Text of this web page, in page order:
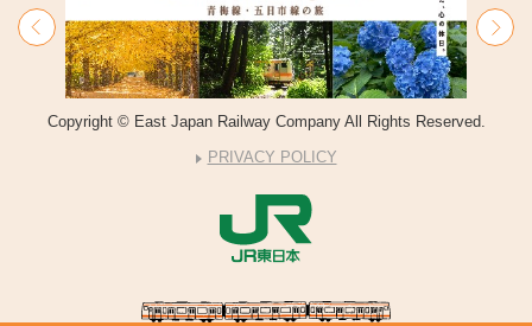
Copyright © East Japan Railway Company All Rights Reserved.
PRIVACY POLICY